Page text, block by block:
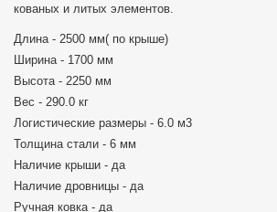
кованых и литых элементов.
Длина - 2500 мм( по крыше)
Ширина - 1700 мм
Высота - 2250 мм
Вес - 290.0 кг
Логистические размеры - 6.0 м3
Толщина стали - 6 мм
Наличие крыши - да
Наличие дровницы - да
Ручная ковка - да